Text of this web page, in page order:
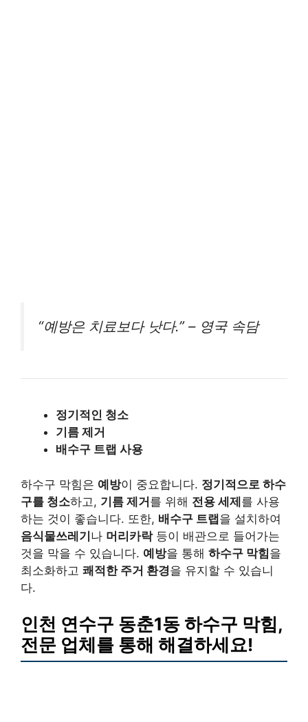
“예방은 치료보다 낫다.” – 영국 속담
정기적인 청소
기름 제거
배수구 트랩 사용
하수구 막힘은 예방이 중요합니다. 정기적으로 하수
구를 청소하고, 기름 제거를 위해 전용 세제를 사용
하는 것이 좋습니다. 또한, 배수구 트랩을 설치하여
음식물쓰레기나 머리카락등이 배관으로 들어가는
것을 막을 수 있습니다. 예방을 통해 하수구 막힘을
최소화하고 쾌적한 주거 환경을 유지할 수 있습니
다.
인천 연수구 동춘1동 하수구 막힘,
전문 업체를 통해 해결하세요!